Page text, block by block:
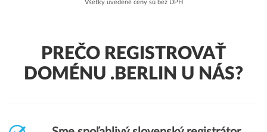
Všetky uvedené ceny sú bez DPH
PREČO REGISTROVAŤ
DOMÉNU .BERLIN U NÁS?